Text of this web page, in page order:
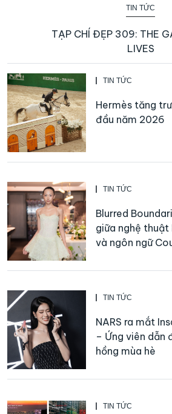
TIN TỨC
TẠP CHÍ ĐẸP 309: THE
LIVES
TIN TỨC
Hermès tăng
đầu năm 2026
TIN TỨC
Blurred
giữa nghệ
và ngôn ngữ
TIN TỨC
NARS ra mắt
– Ứng viên dẫn
hồng mùa hè
TIN TỨC